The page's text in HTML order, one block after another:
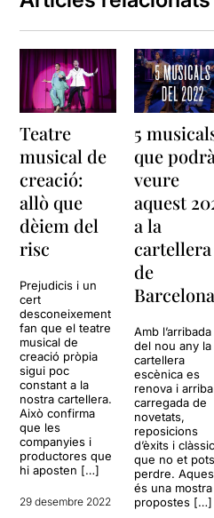
meus
Què
dins
n’hi
Què
molt
Com
veus
La
que
a que
treball
teatre
això
Teatre
musical de
creació:
allò que
dèiem del
risc
Prejudicis i un
cert
desconeixement
fan que el teatre
musical de
creació pròpia
sigui poc
constant a la
nostra cartellera.
Això confirma
que les
companyies i
productores que
hi aposten […]
29 desembre 2022
5
que
veure
aquest
a la
cartellera
de
Barcelona
Amb l’arribada
del nou any la
cartellera
escènica es
renova i arriba
carregada de
novetats,
reposicions
d’èxits i clàssic
que no et pots
perdre.
és una
propostes […]